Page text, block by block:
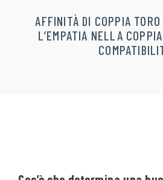
AFFINITÀ DI COPPIA
L’EMPATIA NELLA